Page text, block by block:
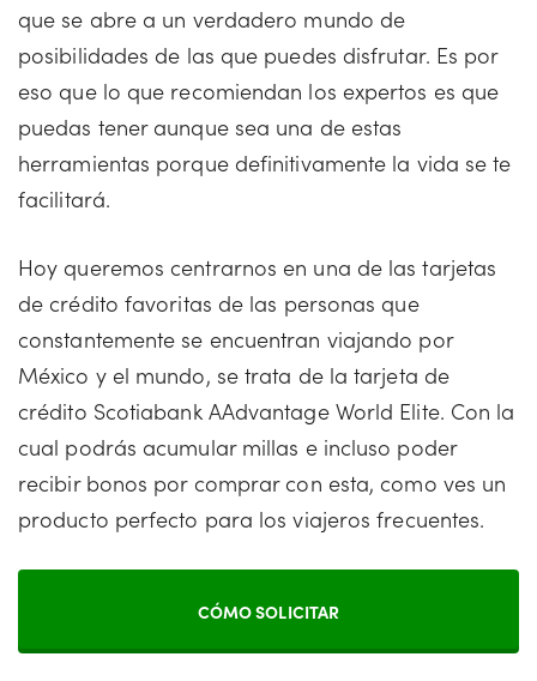
que se abre a un verdadero mundo de
posibilidades de las que puedes disfrutar. Es por
eso que lo que recomiendan los expertos es que
puedas tener aunque sea una de estas
herramientas porque definitivamente la vida se te
facilitará.
Hoy queremos centrarnos en una de las tarjetas
de crédito favoritas de las personas que
constantemente se encuentran viajando por
México y el mundo, se trata de la tarjeta de
crédito Scotiabank AAdvantage World Elite. Con la
cual podrás acumular millas e incluso poder
recibir bonos por comprar con esta, como ves un
producto perfecto para los viajeros frecuentes.
CÓMO SOLICITAR